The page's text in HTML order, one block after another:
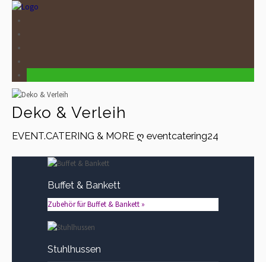
Deko & Verleih
EVENT.CATERING & MORE ღ eventcatering24
Buffet & Bankett
Zubehör für Buffet & Bankett »
Stuhlhussen